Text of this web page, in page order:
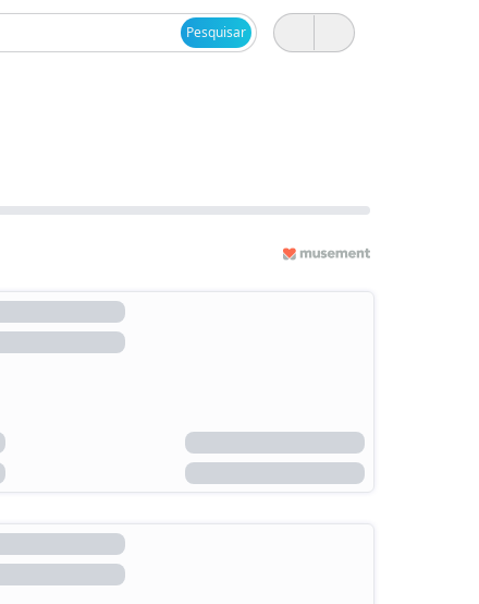
Pesquisar